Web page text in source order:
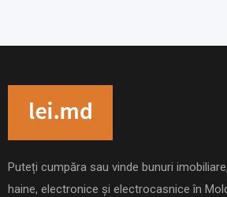
Puteți cumpăra sau vinde bunuri
haine, electronice și electrocasnice în